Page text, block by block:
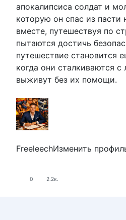
апокалипсиса солдат и
которую он спас из пасти
вместе, путешествуя по
пытаются достичь
путешествие становится
когда они сталкиваются
выживут без их помощи.
FreeleechИзменить
0 2.2к.